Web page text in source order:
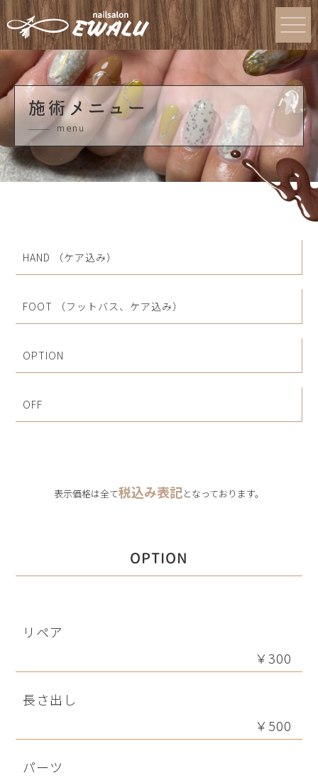
施術メニュー
menu
HAND （ケア込み）
FOOT （フットバス、ケア込み）
OPTION
OFF
表示価格は全て税込み表記となっております。
OPTION
リペア
￥300
長さ出し
￥500
パーツ